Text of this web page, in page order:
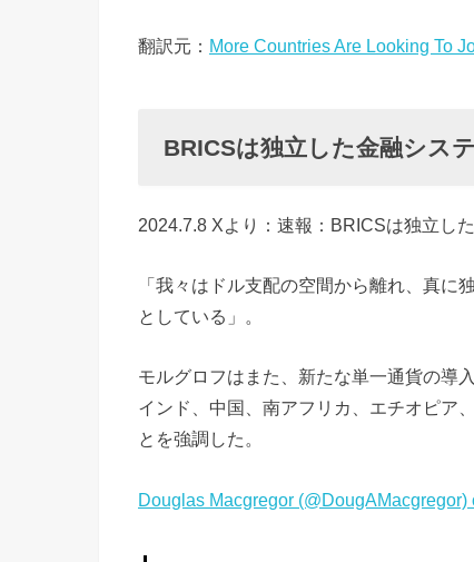
ラ
公
に
ド
»
翻訳元： More Countries Are Looking To
BRICSは独立した金融シス
2024.7.8 Xより：速報：BRICSは独立し
「我々はドル支配の空間から離れ、真に
としている」。
モルグロフはまた、新たな単一通貨の導
インド、中国、南アフリカ、エチオピア
とを強調した。
Douglas Macgregor (@DougAMacgregor)